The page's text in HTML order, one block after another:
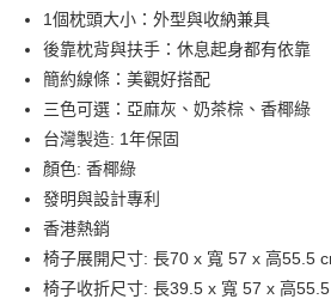
台灣-離島宅配
每筆NT$300
香港/澳門
美國/加拿大/澳洲/紐西蘭/英國
馬來西亞/新加坡/泰國
1個枕頭大小：外型與收納兼具
後靠枕背與扶手：休息起身都有依靠
簡約線條：美觀好搭配
三色可選：亞麻灰、奶茶棕、香椰綠
台灣製造: 1年保固
顏色: 香椰綠
發明與設計專利
香港熱銷
椅子展開尺寸: 長70 x 寬 57 x 高55.5
椅子收折尺寸: 長39.5 x 寬 57 x 高